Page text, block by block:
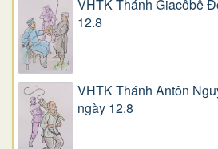
VHTK Thánh Giacôbê
12.8
VHTK Thánh Antôn
ngày 12.8